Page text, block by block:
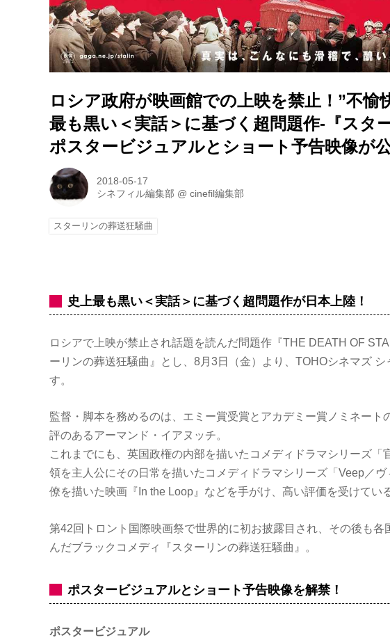
ロシア政府が映画館での上映を禁止！”不愉
最も黒い＜実話＞に基づく超問題作-『スタ
ポスタービジュアルとショート予告映像が公
2018-05-17
シネフィル編集部 @cinefil編集部
スターリンの葬送狂騒曲
史上最も黒い＜実話＞に基づく超問題作が日本上陸！
ロシアで上映が禁止され話題を読んだ問題作『THE DEATH OF
ーリンの葬送狂騒曲』とし、8月3日（金）より、TOHOシネマズ シ
す。
監督・脚本を務めるのは、エミー賞受賞とアカデミー賞ノミネート
評のあるアーマンド・イアヌッチ。
これまでにも、英国政権の内部を描いたコメディドラマシリーズ「
領を主人公にその日常を描いたコメディドラマシリーズ「Veep／
僚を描いた映画『In the Loop』などを手がけ、高い評価を受けている
第42回トロント国際映画祭で世界的に初お披露目され、その後も各
んだブラックコメディ『スターリンの葬送狂騒曲』。
ポスタービジュアルとショート予告映像を解禁！
ポスタービジュアル